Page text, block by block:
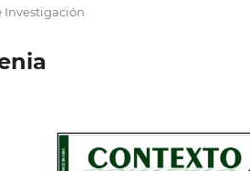
Investigación